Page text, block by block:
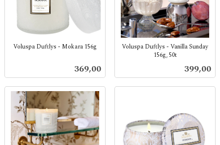
Voluspa Duftlys - Mokara 156g
Pris
369,00
Voluspa Duftlys - Vanilla Sunday
156g, 50t
Pris
399,00